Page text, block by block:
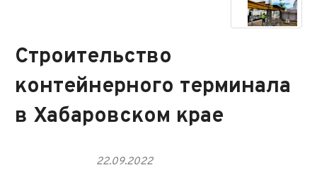
Строительство
контейнерного терминала
в Хабаровском крае
22.09.2022